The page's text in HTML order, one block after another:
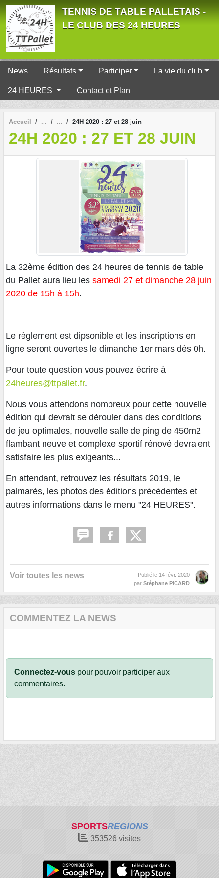
TENNIS DE TABLE PALLETAIS -
LE CLUB DES 24 HEURES
News Résultats Participer La vie du club
24 HEURES Contact et Plan
Accueil 24H 2020 : 27 et 28 juin
24H 2020 : 27 ET 28 JUIN
La 32ème édition des 24 heures de tennis de table
du Pallet aura lieu les samedi 27 et dimanche 28 juin
2020 de 15h à 15h.
Le règlement est dipsonible et les inscriptions en
ligne seront ouvertes le dimanche 1er mars dès 0h.
Pour toute question vous pouvez écrire à
24heures@ttpallet.fr.
Nous vous attendons nombreux pour cette nouvelle
édition qui devrait se dérouler dans des conditions
de jeu optimales, nouvelle salle de ping de 450m2
flambant neuve et complexe sportif rénové devraient
satisfaire les plus exigeants...
En attendant, retrouvez les résultats 2019, le
palmarès, les photos des éditions précédentes et
autres informations dans le menu "24 HEURES".
Voir toutes les news Publié le 14 févr. 2020
par Stéphane PICARD
COMMENTEZ LA NEWS
Connectez-vous pour pouvoir participer aux
commentaires.
SPORTSREGIONS
353526 visites
Panneau de gestion des cookies